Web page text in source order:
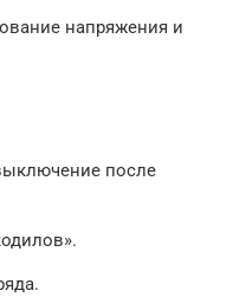
напряжения и
после